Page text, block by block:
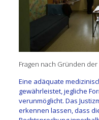
Fragen nach Gründen
Eine adäquate
gewährleistet, jegliche
verunmöglicht. Das
erkennen lassen, dass